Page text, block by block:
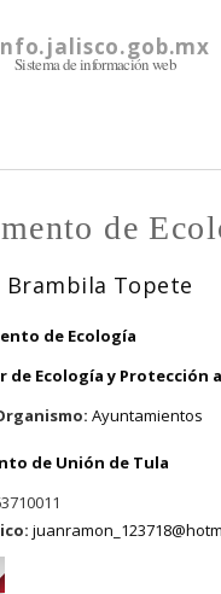
contenido
principal
Sistema de información web
de
Brambila Topete
de Ecología
de Ecología y Protección
Ayuntamientos
de Unión de Tula
JUAN RAMÓN BRAMBILA TOPETE